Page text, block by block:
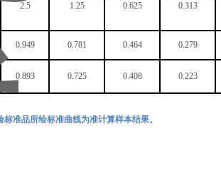
2.5 1.25 0.625 0.313
0.949 0.781 0.464 0.279
0.893 0.725 0.408 0.223
准品所绘标准曲线为准计算样本结果。